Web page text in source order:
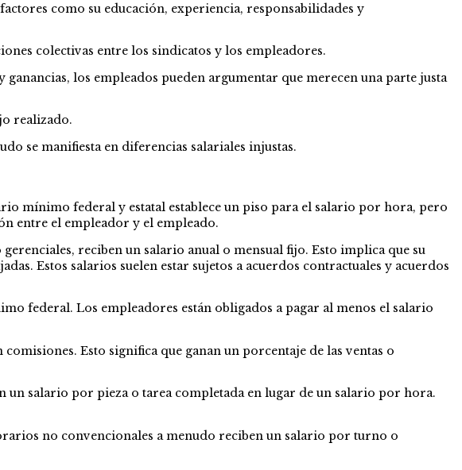
como su educación, experiencia, responsabilidades y
colectivas entre los sindicatos y los empleadores.
los empleados pueden argumentar que merecen una parte justa
realizado.
se manifiesta en diferencias salariales injustas.
mínimo federal y estatal establece un piso para el salario por hora, pero
entre el empleador y el empleado.
reciben un salario anual o mensual fijo. Esto implica que su
Estos salarios suelen estar sujetos a acuerdos contractuales y acuerdos
federal. Los empleadores están obligados a pagar al menos el salario
Esto significa que ganan un porcentaje de las ventas o
salario por pieza o tarea completada en lugar de un salario por hora.
no convencionales a menudo reciben un salario por turno o